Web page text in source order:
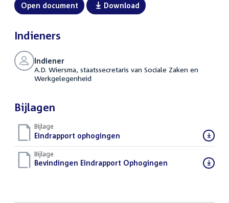
Open document Download
Indieners
Indiener
A.D. Wiersma, staatssecretaris van Sociale Zaken en
Werkgelegenheid
Bijlagen
Bijlage
Download
bestand:
Eindrapport ophogingen
Bijlage
Download
Bevindingen Eindrapport Ophogingen